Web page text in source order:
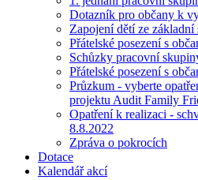
Dotazník pro občany k
Zapojení dětí ze
Přátelské posezení s
Schůzky pracovní
Přátelské posezení s
Průzkum - vyberte
projektu Audit Family
Opatření k realizaci -
8.8.2022
Zpráva o pokrocích
Dotace
Kalendář akcí